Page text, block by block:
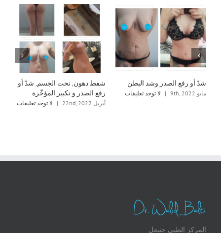
شدّ أو رفع الصدر وشد البطن
مايو 9th, 2022 | لا توجد تعليقات
شفط دهون, نحت الجسم, شدّ أو
رفع الصدر و تكبير المؤخّرة
أبريل 22nd, 2022 | لا توجد تعليقات
المركز الطبي حنبعل